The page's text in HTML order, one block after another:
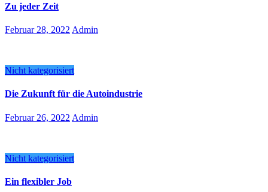
Zu jeder Zeit
Februar 28, 2022 Admin
Nicht kategorisiert
Die Zukunft für die Autoindustrie
Februar 26, 2022 Admin
Nicht kategorisiert
Ein flexibler Job